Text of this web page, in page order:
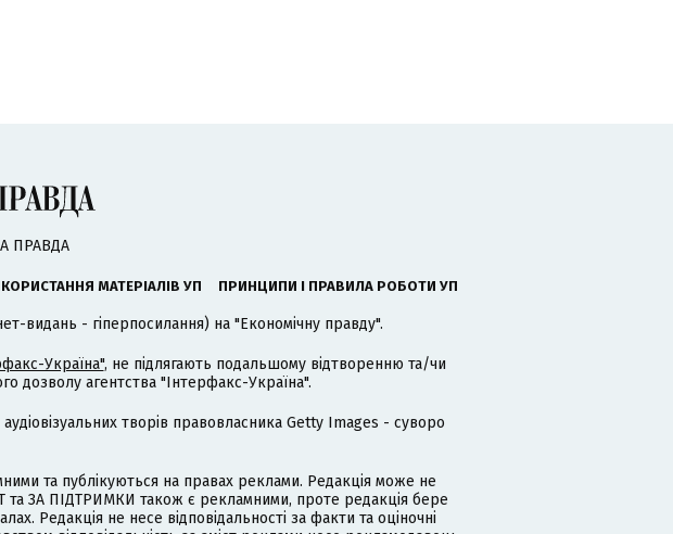
ПРАВДА
МАТЕРІАЛІВ УП ПРИНЦИПИ І ПРАВИЛА РОБОТИ УП
видань - гіперпосилання) на "Економічну правду".
Україна", не підлягають подальшому відтворенню та/чи
дозволу агентства "Інтерфакс-Україна".
творів правовласника Getty Images - суворо
та публікуються на правах реклами. Редакція може не
та ЗА ПІДТРИМКИ також є рекламними, проте редакція бере
Редакція не несе відповідальності за факти та оціночні